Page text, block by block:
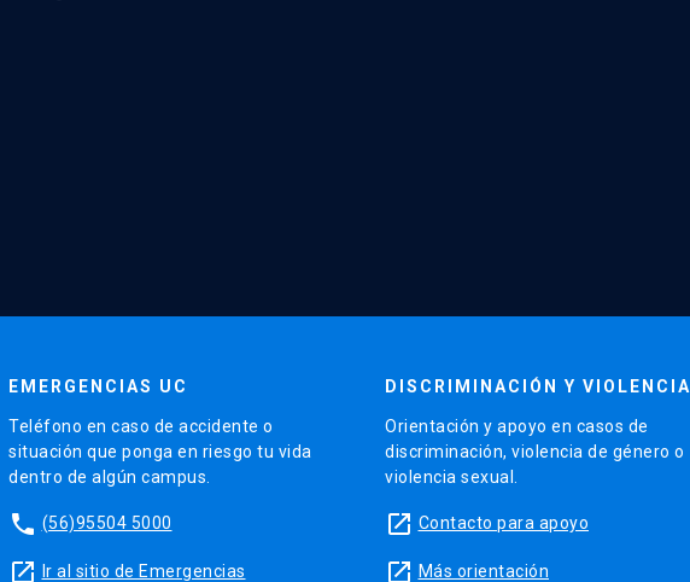
EMERGENCIAS UC
Teléfono en caso de accidente o
situación que ponga en riesgo tu vida
dentro de algún campus.
phone (56)95504 5000
launch Ir al sitio de Emergencias
DISCRIMINACIÓN Y VIOLENCIA
Orientación y apoyo en casos de
discriminación, violencia de género o
violencia sexual.
launch Contacto para apoyo
launch Más orientación